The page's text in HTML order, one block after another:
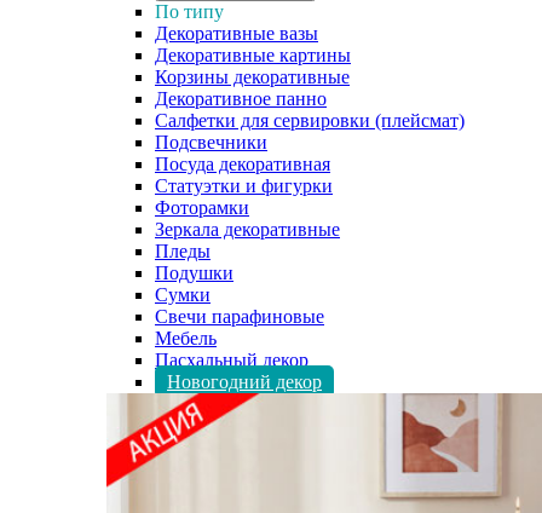
По типу
Декоративные вазы
Декоративные картины
Корзины декоративные
Декоративное панно
Салфетки для сервировки (плейсмат)
Подсвечники
Посуда декоративная
Статуэтки и фигурки
Фоторамки
Зеркала декоративные
Пледы
Подушки
Сумки
Свечи парафиновые
Мебель
Пасхальный декор
Новогодний декор